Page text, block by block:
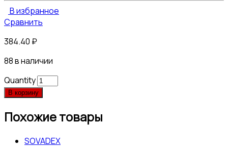
В избранное
Сравнить
384.40 ₽
88 в наличии
Quantity
В корзину
Похожие товары
SOVADEX